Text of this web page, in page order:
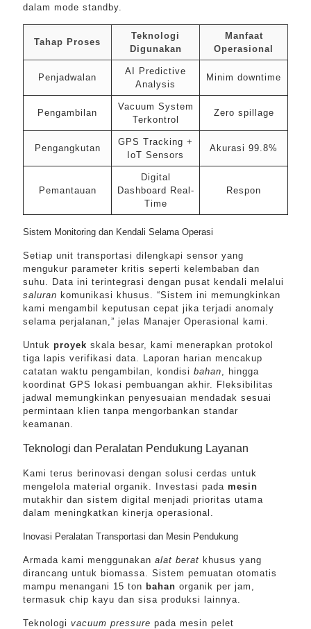
dalam mode standby.
Tahap Proses
Teknologi
Digunakan
Manfaat
Operasional
Penjadwalan
AI Predictive
Analysis
Minim downtime
Pengambilan
Vacuum System
Terkontrol
Zero spillage
Pengangkutan
GPS Tracking +
IoT Sensors
Akurasi 99.8%
Pemantauan
Digital
Dashboard Real-
Time
Respon
Sistem Monitoring dan Kendali Selama Operasi
Setiap unit transportasi dilengkapi sensor yang
mengukur parameter kritis seperti kelembaban dan
suhu. Data ini terintegrasi dengan pusat kendali melalui
saluran komunikasi khusus. “Sistem ini memungkinkan
kami mengambil keputusan cepat jika terjadi anomaly
selama perjalanan,” jelas Manajer Operasional kami.
Untuk proyek skala besar, kami menerapkan protokol
tiga lapis verifikasi data. Laporan harian mencakup
catatan waktu pengambilan, kondisi bahan, hingga
koordinat GPS lokasi pembuangan akhir. Fleksibilitas
jadwal memungkinkan penyesuaian mendadak sesuai
permintaan klien tanpa mengorbankan standar
keamanan.
Teknologi dan Peralatan Pendukung Layanan
Kami terus berinovasi dengan solusi cerdas untuk
mengelola material organik. Investasi pada mesin
mutakhir dan sistem digital menjadi prioritas utama
dalam meningkatkan kinerja operasional.
Inovasi Peralatan Transportasi dan Mesin Pendukung
Armada kami menggunakan alat berat khusus yang
dirancang untuk biomassa. Sistem pemuatan otomatis
mampu menangani 15 ton bahan organik per jam,
termasuk chip kayu dan sisa produksi lainnya.
Teknologi vacuum pressure pada mesin pelet